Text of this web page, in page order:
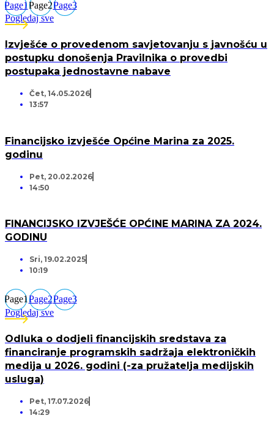
Page1Page2Page3
Pogledaj sve
Izvješće o provedenom savjetovanju s javnošću u
postupku donošenja Pravilnika o provedbi
postupaka jednostavne nabave
Čet, 14.05.2026
13:57
Financijsko izvješće Općine Marina za 2025.
godinu
Pet, 20.02.2026
14:50
FINANCIJSKO IZVJEŠĆE OPĆINE MARINA ZA 2024.
GODINU
Sri, 19.02.2025
10:19
Page1Page2Page3
Pogledaj sve
Odluka o dodjeli financijskih sredstava za
financiranje programskih sadržaja elektroničkih
medija u 2026. godini (-za pružatelja medijskih
usluga)
Pet, 17.07.2026
14:29